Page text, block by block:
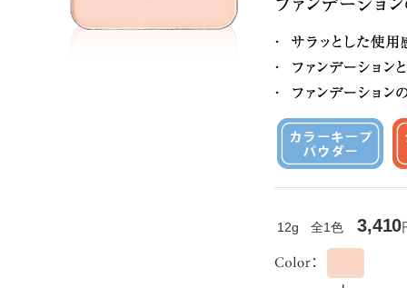
12g 全1色 3,410